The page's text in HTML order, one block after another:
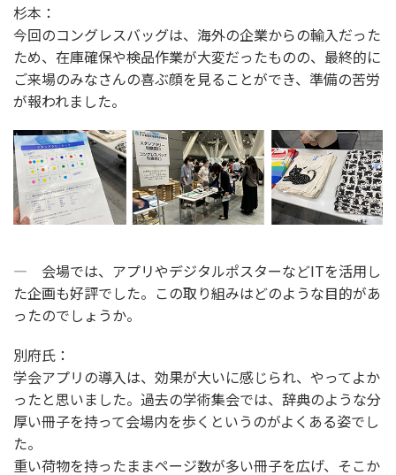
杉本：
今回のコングレスバッグは、海外の企業からの輸入だった
ため、在庫確保や検品作業が大変だったものの、最終的に
ご来場のみなさんの喜ぶ顔を見ることができ、準備の苦労
が報われました。
― 会場では、アプリやデジタルポスターなどITを活用し
た企画も好評でした。この取り組みはどのような目的があ
ったのでしょうか。
別府氏：
学会アプリの導入は、効果が大いに感じられ、やってよか
ったと思いました。過去の学術集会では、辞典のような分
厚い冊子を持って会場内を歩くというのがよくある姿でし
た。
重い荷物を持ったままページ数が多い冊子を広げ、そこか